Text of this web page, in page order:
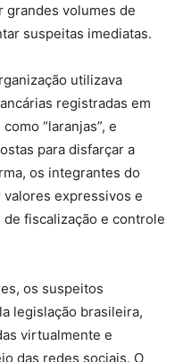
grandes volumes de
suspeitas imediatas.
utilizava
registradas em
“laranjas”, e
para disfarçar a
os integrantes do
expressivos e
fiscalização e controle
os suspeitos
legislação brasileira,
virtualmente e
das redes sociais. O